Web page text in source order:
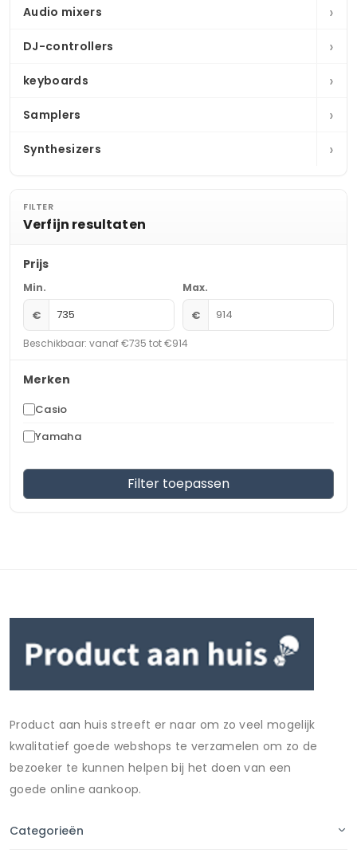
Audio mixers ›
DJ-controllers ›
keyboards ›
Samplers ›
Synthesizers ›
FILTER
Verfijn resultaten
Prijs
Min.
€
Max.
€
Beschikbaar: vanaf €735 tot €914
Merken
Casio
Yamaha
Filter toepassen
Product aan huis streeft er naar om zo veel mogelijk
kwalitatief goede webshops te verzamelen om zo de
bezoeker te kunnen helpen bij het doen van een
goede online aankoop.
Categorieën